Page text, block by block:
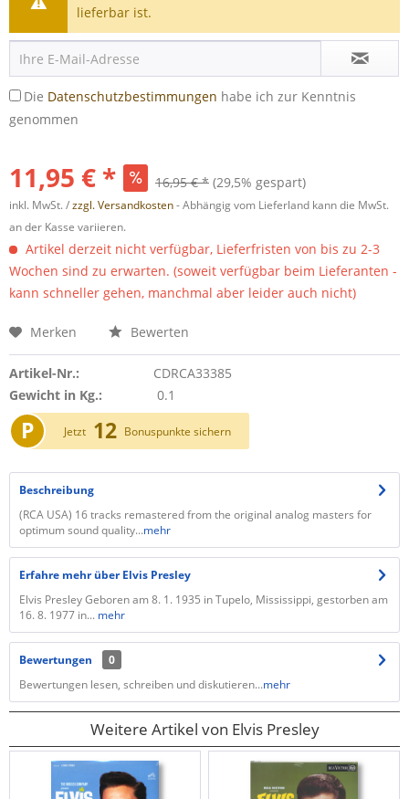
lieferbar ist.
Die Datenschutzbestimmungen habe ich zur Kenntnis
genommen
11,95 € * 16,95 € * (29,5% gespart)
inkl. MwSt. /zzgl. Versandkosten- Abhängig vom Lieferland kann die MwSt.
an der Kasse variieren.
Artikel derzeit nicht verfügbar, Lieferfristen von bis zu 2-3
Wochen sind zu erwarten. (soweit verfügbar beim Lieferanten -
kann schneller gehen, manchmal aber leider auch nicht)
Merken Bewerten
Artikel-Nr.:
CDRCA33385
Gewicht in Kg.:
0.1
P Jetzt 12 Bonuspunkte sichern
Beschreibung
(RCA USA) 16 tracks remastered from the original analog masters for
optimum sound quality...mehr
Erfahre mehr über Elvis Presley
Elvis Presley Geboren am 8. 1. 1935 in Tupelo, Mississippi, gestorben am
16. 8. 1977 in... mehr
Bewertungen
0
Bewertungen lesen, schreiben und diskutieren...mehr
Weitere Artikel von Elvis Presley